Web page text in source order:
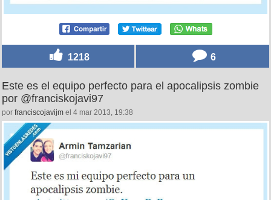
1218 6
Este es el equipo perfecto para el apocalipsis zombie
por @franciskojavi97
por franciscojavijm el 4 mar 2013, 19:38